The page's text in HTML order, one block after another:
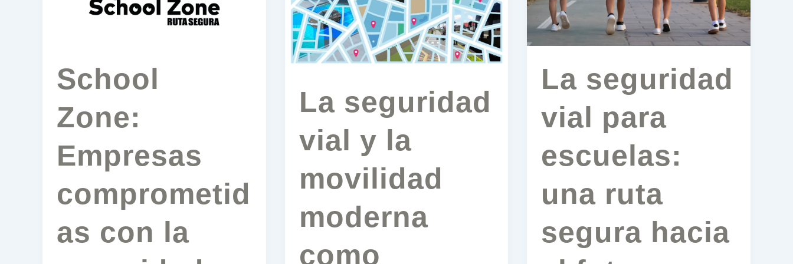
School
Zone:
Empresas
comprometid
as con la
seguridad
La seguridad
vial y la
movilidad
moderna
como
moderna
como
objetivo
clave
La seguridad
vial para
escuelas:
una ruta
segura hacia
ruta
segura
hacia
futuro